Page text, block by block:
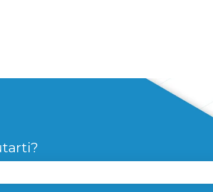
perché il campo di ricerca è vuoto.